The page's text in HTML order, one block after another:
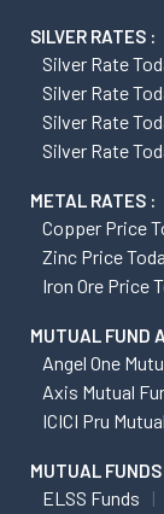
SILVER RATES :
Silver Rate
Silver Rate
Silver Rate
Silver Rate
METAL RATES :
Copper Price
Zinc Price
Iron Ore Price
MUTUAL FUND
Angel One
Axis Mutual
ICICI Pru
MUTUAL
ELSS Funds